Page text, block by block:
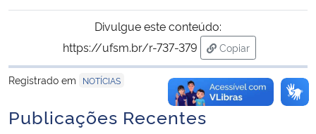
Divulgue este conteúdo:
https://ufsm.br/r-737-379
Copiar
para área de
Registrado em
NOTÍCIAS
Publicações Recentes